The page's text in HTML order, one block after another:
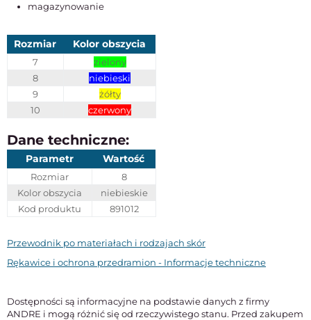
magazynowanie
Rozmiar Kolor obszycia
7
zielony
8
niebieski
9
żółty
10
czerwony
Dane techniczne:
Parametr Wartość
Rozmiar
8
Kolor obszycia
niebieskie
Kod produktu
891012
Przewodnik po materiałach i rodzajach skór
Rękawice i ochrona przedramion - Informacje techniczne
Dostępności są informacyjne na podstawie danych z firmy
ANDRE i mogą różnić się od rzeczywistego stanu. Przed zakupem